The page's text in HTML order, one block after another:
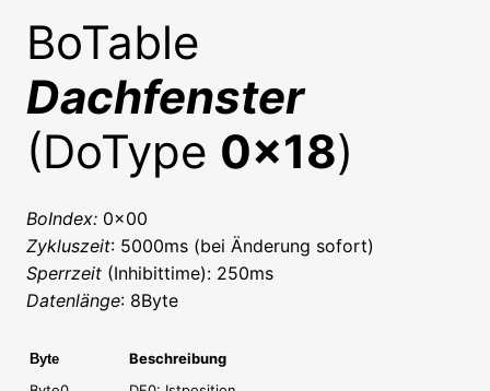
BoTable
Dachfenster
(DoType 0x18)
BoIndex: 0x00
Zykluszeit: 5000ms (bei Änderung sofort)
Sperrzeit (Inhibittime): 250ms
Datenlänge: 8Byte
Byte
Beschreibung